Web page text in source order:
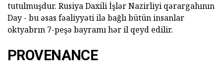
tutulmuşdur. Rusiya Daxili İşlər Nazirliyi qərargahının
Day - bu əsas fəaliyyəti ilə bağlı bütün insanlar
oktyabrın 7-peşə bayramı hər il qeyd edilir.
PROVENANCE